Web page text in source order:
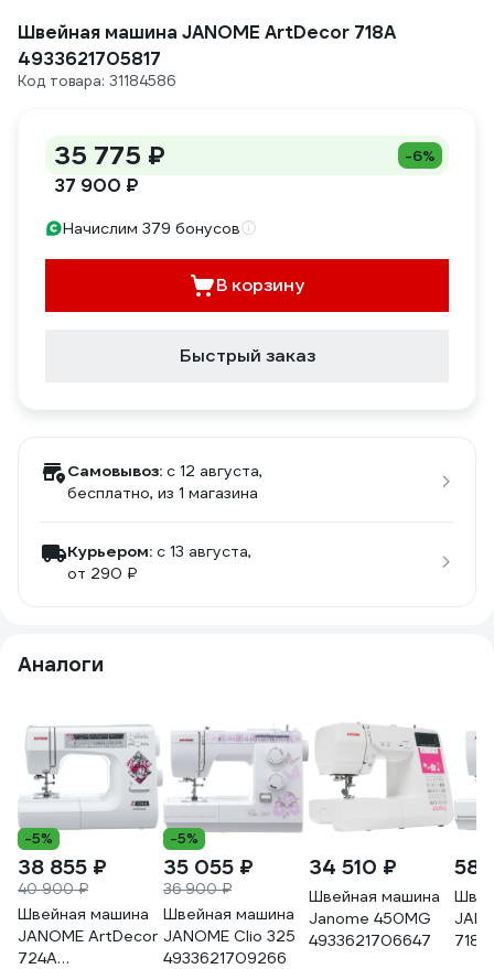
Швейная машина JANOME ArtDecor 718A
4933621705817
Код товара: 31184586
35 775 ₽ -6%
37 900 ₽
Начислим 379 бонусов
В корзину
Быстрый заказ
Самовывоз: c 12 августа,
бесплатно, из 1 магазина
Курьером: c 13 августа,
от 290 ₽
Аналоги
-5%
38 855 ₽
40 900 ₽
Швейная машина
JANOME ArtDecor
724A
-5%
35 055 ₽
36 900 ₽
Швейная машина
JANOME Clio 325
4933621709266
34 510 ₽
Швейная машина
Janome 450MG
4933621706647
58
7180